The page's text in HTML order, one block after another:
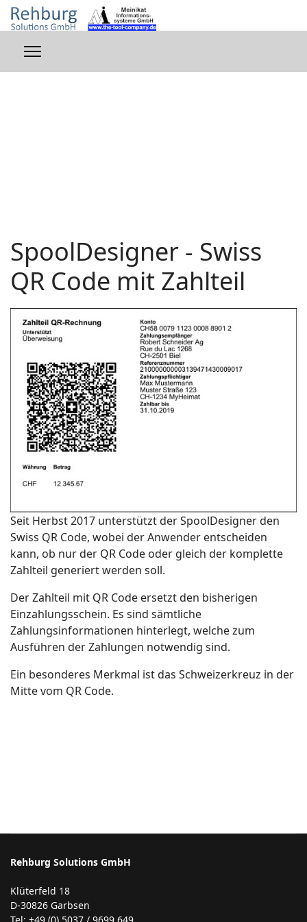
SpoolDesigner - Swiss
QR Code mit Zahlteil
Seit Herbst 2017 unterstützt der SpoolDesigner den
Swiss QR Code, wobei der Anwender entscheiden
kann, ob nur der QR Code oder gleich der komplette
Zahlteil generiert werden soll.
Der Zahlteil mit QR Code ersetzt den bisherigen
Einzahlungsschein. Es sind sämtliche
Zahlungsinformationen hinterlegt, welche zum
Ausführen der Zahlungen notwendig sind.
Ein besonderes Merkmal ist das Schweizerkreuz in der
Mitte vom QR Code.
Rehburg Solutions GmbH
Klüterfeld 18
D-30826 Garbsen
Tel: +49 (0) 5037 / 9699 649